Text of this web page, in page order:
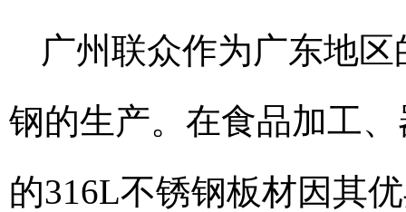
广州联众作为广东地
钢的生产。在食品加工
的316L不锈钢板材因其